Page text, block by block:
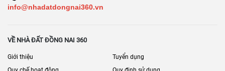
info@nhadatdongnai360.vn
VỀ NHÀ ĐẤT ĐỒNG NAI 360
Giới thiệu
Tuyển dụng